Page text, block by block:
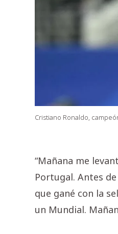
Cristiano Ronaldo,
“Mañana me
Portugal. Antes
que gané con la
un Mundial.